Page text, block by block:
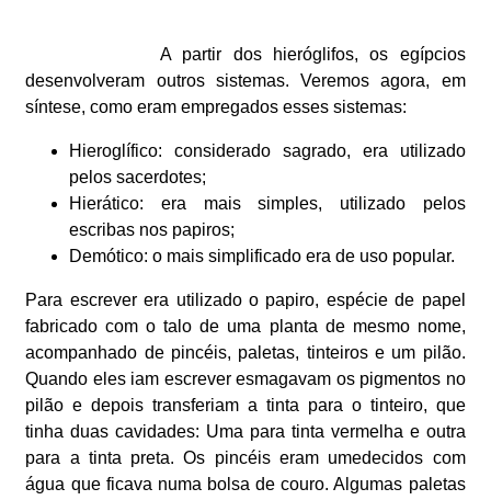
A partir dos hieróglifos, os egípcios
desenvolveram outros sistemas. Veremos agora, em
síntese, como eram empregados esses sistemas:
Hieroglífico: considerado sagrado, era utilizado
pelos sacerdotes;
Hierático: era mais simples, utilizado pelos
escribas nos papiros;
Demótico: o mais simplificado era de uso popular.
Para escrever era utilizado o papiro, espécie de papel
fabricado com o talo de uma planta de mesmo nome,
acompanhado de pincéis, paletas, tinteiros e um pilão.
Quando eles iam escrever esmagavam os pigmentos no
pilão e depois transferiam a tinta para o tinteiro, que
tinha duas cavidades: Uma para tinta vermelha e outra
para a tinta preta. Os pincéis eram umedecidos com
água que ficava numa bolsa de couro. Algumas paletas